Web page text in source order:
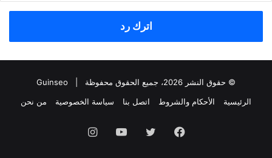
اترك رد
© حقوق النشر 2026، جميع الحقوق محفوظة |
Guinseo
الرئيسية
الأحكام والشروط اتصل بنا سياسة الخصوصية من نحن
فيسبوك تويتر يوتيوبانستقرام